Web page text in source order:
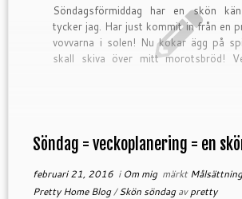
Söndagsförmiddag har en skön
tycker jag. Har just kommit in från en
vovvarna i solen! Nu kokar ägg på
skall skiva över mitt morotsbröd!
Söndag = veckoplanering = en
februari 21, 2016i Om mig märkt
Pretty Home Blog/Skön söndagavpretty